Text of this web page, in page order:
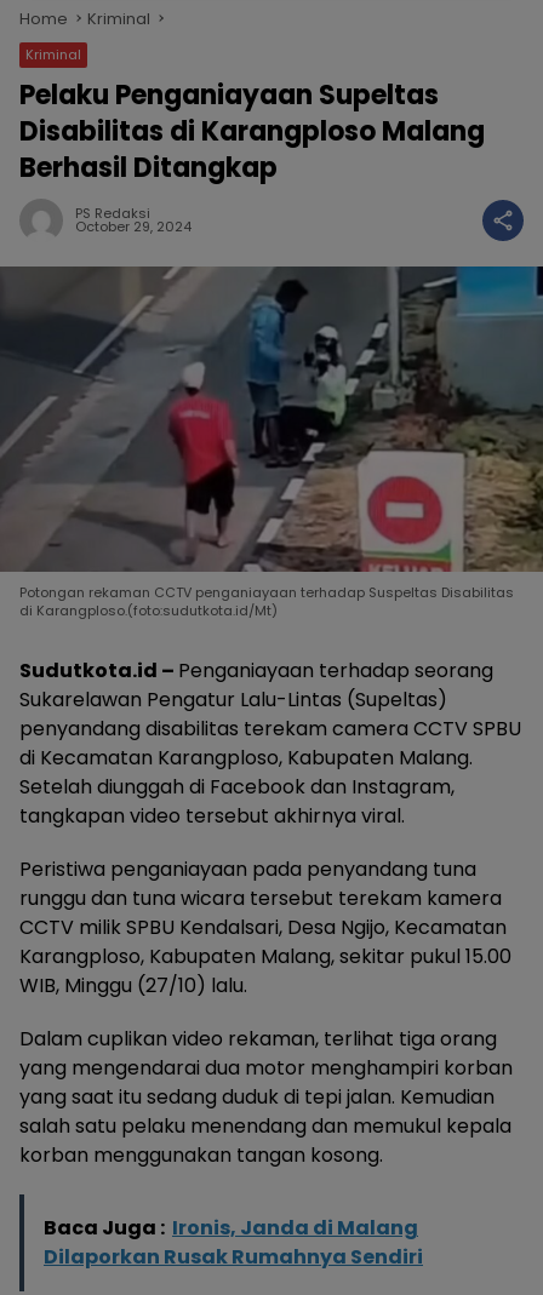
Home Kriminal
Kriminal
Pelaku Penganiayaan Supeltas
Disabilitas di Karangploso Malang
Berhasil Ditangkap
PS Redaksi
October 29, 2024
Potongan rekaman CCTV penganiayaan terhadap Suspeltas Disabilitas
di Karangploso.(foto:sudutkota.id/Mt)
Sudutkota.id – Penganiayaan terhadap seorang
Sukarelawan Pengatur Lalu-Lintas (Supeltas)
penyandang disabilitas terekam camera CCTV SPBU
di Kecamatan Karangploso, Kabupaten Malang.
Setelah diunggah di Facebook dan Instagram,
tangkapan video tersebut akhirnya viral.
Peristiwa penganiayaan pada penyandang tuna
runggu dan tuna wicara tersebut terekam kamera
CCTV milik SPBU Kendalsari, Desa Ngijo, Kecamatan
Karangploso, Kabupaten Malang, sekitar pukul 15.00
WIB, Minggu (27/10) lalu.
Dalam cuplikan video rekaman, terlihat tiga orang
yang mengendarai dua motor menghampiri korban
yang saat itu sedang duduk di tepi jalan. Kemudian
salah satu pelaku menendang dan memukul kepala
korban menggunakan tangan kosong.
Baca Juga : Ironis, Janda di Malang
Dilaporkan Rusak Rumahnya Sendiri